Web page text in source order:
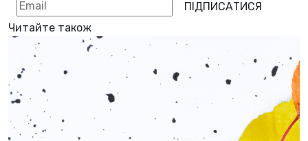
ПІДПИСАТИСЯ
Читайте також